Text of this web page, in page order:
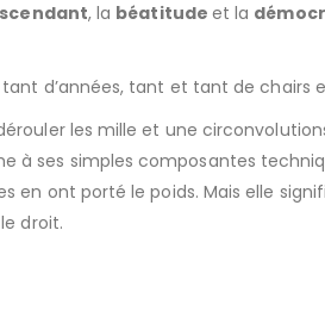
, la béatitude et la
d’années, tant et tant de chairs
les mille et une
à ses simples composantes
en ont porté le poids. Mais elle
droit.